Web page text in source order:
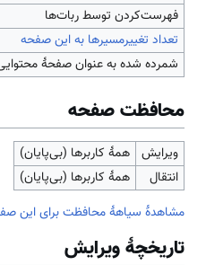
‌فهرست‌کردن توسط ربات‌ها
تعداد تغییرمسیرها به این صفحه
شمرده شده به عنوان صفحهٔ
محافظت صفحه
ویرایش
همهٔ کاربرها (بی‌پایان)
انتقال
همهٔ کاربرها (بی‌پایان)
مشاهدۀ سیاهۀ محافظت برای این
تاریخچۀ ویرایش